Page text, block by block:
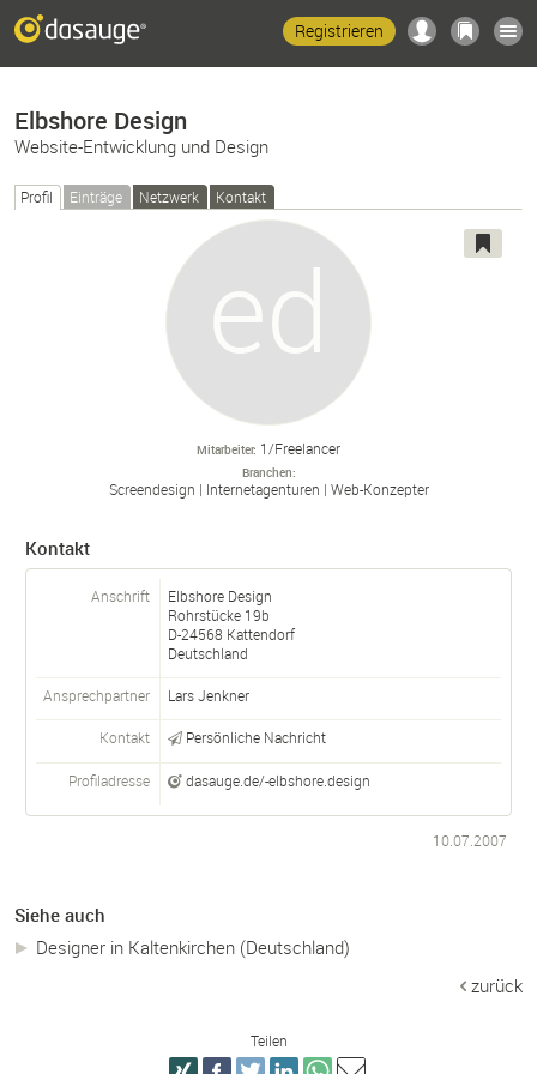
Registrieren
Elbshore Design
Website-Entwicklung und Design
Profil Einträge Netzwerk Kontakt
Mitarbeiter 1/Freelancer
Branchen
Screendesign Internetagenturen Web-Konzepter
Kontakt
Anschrift
Elbshore Design
Rohrstücke 19b
D-24568 Kattendorf
Deutschland
Ansprechpartner Lars Jenkner
Kontakt Persönliche Nachricht
Profiladresse dasauge.de/-elbshore.design
10.07.2007
Siehe auch
Designer in Kaltenkirchen (Deutschland)
zurück
Teilen